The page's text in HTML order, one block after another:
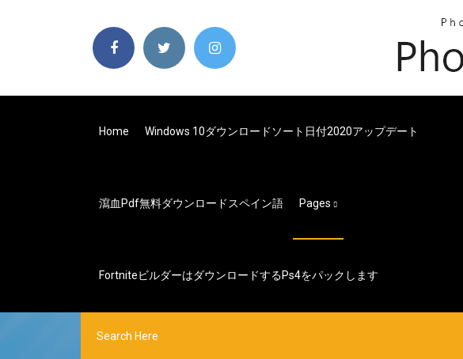
Home Windows 10ダウンロードソート日付2020アップデート
瀉血pdf無料ダウンロードスペイン語 Pages
Fortniteビルダーはダウンロードするps4をパックします